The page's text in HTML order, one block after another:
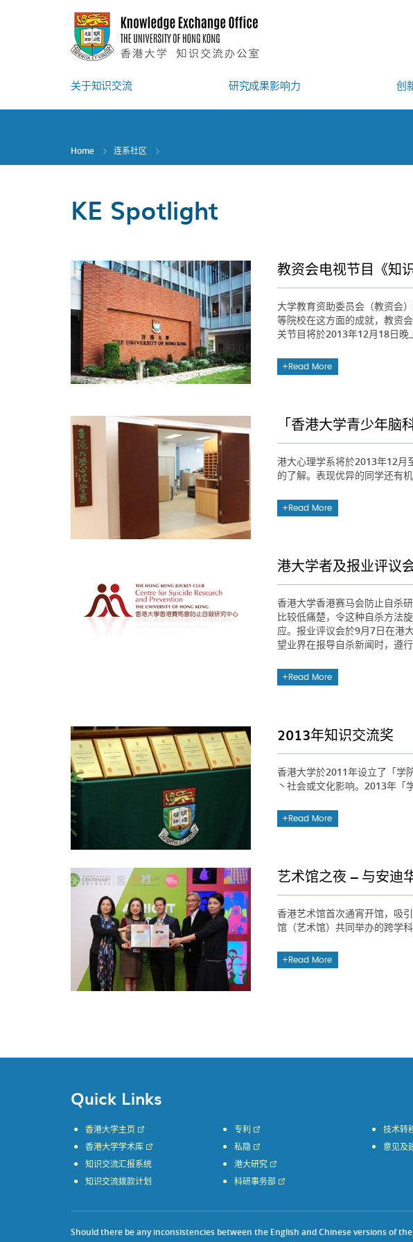
关于知识交流 研究成果影响力 创
Home 连系社区
KE Spotlight
教资会电视节目《知
大学教育资助委员会（教资会
等院校在这方面的成就，教资
关节目将於2013年12月18日晚
Read More
「香港大学青少年
港大心理学系将於2013年12月
的了解。表现优异的同学还有
Read More
港大学者及报业评议
香港大学香港赛马会防止自杀
比较低痛楚，令这种自杀方法
应。报业评议会於9月7日在港
望业界在报导自杀新闻时，遵
Read More
2013年知识交流奖
香港大学於2011年设立了「学
丶社会或文化影响。2013年「
Read More
艺术馆之夜 – 与安迪
香港艺术馆首次通宵开馆，吸
馆（艺术馆）共同举办的跨学
Read More
Quick Links
香港大学主页
香港大学学术库
知识交流汇报系统
知识交流拨款计划
专利
私隐
港大研究
科研事务部
技术转
意见及
Should there be any inconsistencies between the English and Chinese versions of